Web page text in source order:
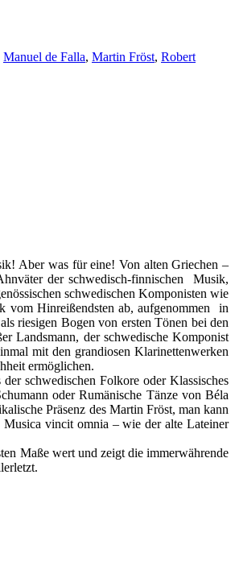
Manuel de Falla, Martin Fröst, Robert
Aber was für eine! Von alten Griechen –
der schwedisch-finnischen Musik,
schwedischen Komponisten wie
vom Hinreißendsten ab, aufgenommen in
riesigen Bogen von ersten Tönen bei den
Landsmann, der schwedische Komponist
mit den grandiosen Klarinettenwerken
ermöglichen.
schwedischen Folkore oder Klassisches
oder Rumänische Tänze von Béla
Präsenz des Martin Fröst, man kann
Musica vincit omnia – wie der alte Lateiner
Maße wert und zeigt die immerwährende